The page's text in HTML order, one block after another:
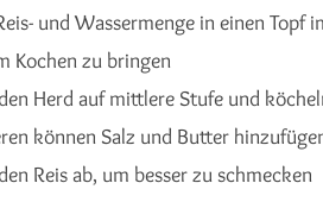
und Wassermenge in einen
Kochen zu bringen
Herd auf mittlere Stufe und
können Salz und Butter
Reis ab, um besser zu schmecken